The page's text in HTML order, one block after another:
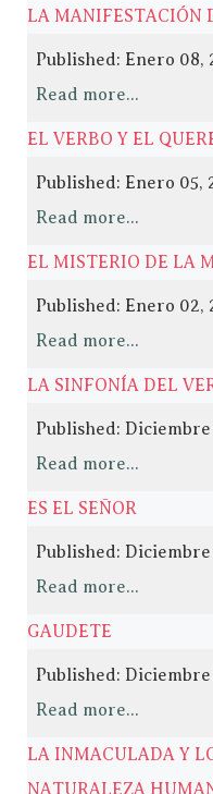
LA MANIFESTACIÓN
Published: Enero 08,
Read more...
EL VERBO Y EL
Published: Enero 05,
Read more...
EL MISTERIO DE LA
Published: Enero 02,
Read more...
LA SINFONÍA DEL
Published: Diciembre
Read more...
ES EL SEÑOR
Published: Diciembre
Read more...
GAUDETE
Published: Diciembre
Read more...
LA INMACULADA Y
NATURALEZA